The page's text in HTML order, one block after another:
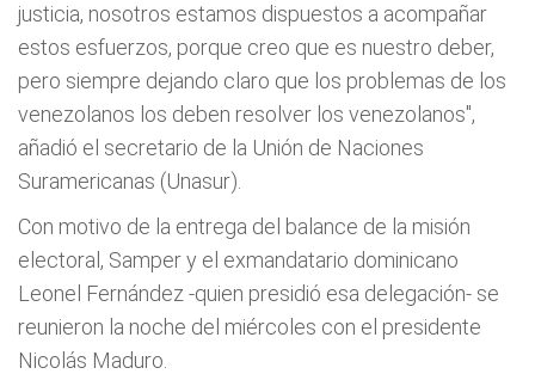
justicia, nosotros estamos dispuestos a acompañar
estos esfuerzos, porque creo que es nuestro deber,
pero siempre dejando claro que los problemas de los
venezolanos los deben resolver los venezolanos",
añadió el secretario de la Unión de Naciones
Suramericanas (Unasur).
Con motivo de la entrega del balance de la misión
electoral, Samper y el exmandatario dominicano
Leonel Fernández -quien presidió esa delegación- se
reunieron la noche del miércoles con el presidente
Nicolás Maduro.